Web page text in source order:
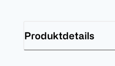
Produktdetails